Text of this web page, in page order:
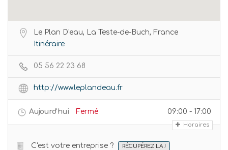
Le Plan D'eau, La Teste-de-Buch, France
Itinéraire
05 56 22 23 68
http://www.leplandeau.fr
Aujourd'hui Fermé 09:00 - 17:00
Horaires
C'est votre entreprise ? RÉCUPÉREZ LA !